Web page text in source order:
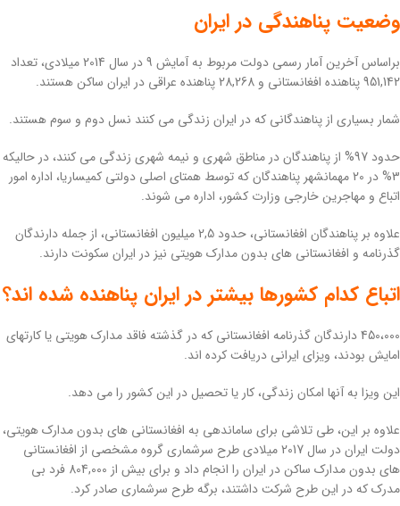
وضعیت پناهندگی در ایران
براساس آخرین آمار رسمی دولت مربوط به آمایش 9 در سال 2014 میلادی، تعداد
951,142 پناهنده افغانستانی و 28,268 پناهنده عراقی در ایران ساکن هستند.
شمار بسیاری از پناهندگانی که در ایران زندگی می کنند نسل دوم و سوم هستند.
حدود 97% از پناهندگان در مناطق شهری و نیمه شهری زندگی می کنند، در حالیکه
3% در 20 مهمانشهر پناهندگان که توسط همتای اصلی دولتی کمیساریا، اداره امور
اتباع و مهاجرین خارجی وزارت کشور، اداره می شوند.
علاوه بر پناهندگان افغانستانی، حدود 2,5 میلیون افغانستانی، از جمله دارندگان
گذرنامه و افغانستانی های بدون مدارک هویتی نیز در ایران سکونت دارند.
اتباع کدام کشورها بیشتر در ایران پناهنده شده اند؟
450،000 دارندگان گذرنامه افغانستانی که در گذشته فاقد مدارک هویتی یا کارتهای
امایش بودند، ویزای ایرانی دریافت کرده اند.
این ویزا به آنها امکان زندگی، کار یا تحصیل در این کشور را می دهد.
علاوه بر این، طی تلاشی برای ساماندهی به افغانستانی های بدون مدارک هویتی،
دولت ایران در سال 2017 میلادی طرح سرشماری گروه مشخصی از افغانستانی
های بدون مدارک ساکن در ایران را انجام داد و برای بیش از 804,000 فرد بی
مدرک که در این طرح شرکت داشتند، برگه طرح سرشماری صادر کرد.